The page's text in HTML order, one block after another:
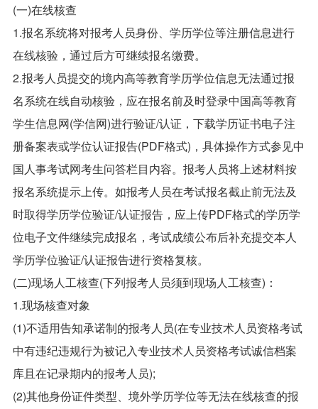
(一)在线核查
1.报名系统将对报考人员身份、学历学位等注册信息进行
在线核验，通过后方可继续报名缴费。
2.报考人员提交的境内高等教育学历学位信息无法通过报
名系统在线自动核验，应在报名前及时登录中国高等教育
学生信息网(学信网)进行验证/认证，下载学历证书电子注
册备案表或学位认证报告(PDF格式)，具体操作方式参见中
国人事考试网考生问答栏目内容。报考人员将上述材料按
报名系统提示上传。如报考人员在考试报名截止前无法及
时取得学历学位验证/认证报告，应上传PDF格式的学历学
位电子文件继续完成报名，考试成绩公布后补充提交本人
学历学位验证/认证报告进行资格复核。
(二)现场人工核查(下列报考人员须到现场人工核查)：
1.现场核查对象
(1)不适用告知承诺制的报考人员(在专业技术人员资格考试
中有违纪违规行为被记入专业技术人员资格考试诚信档案
库且在记录期内的报考人员);
(2)其他身份证件类型、境外学历学位等无法在线核查的报